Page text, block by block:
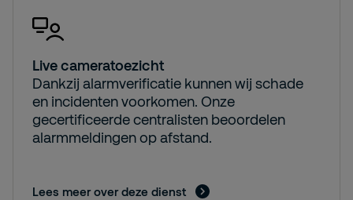
Live cameratoezicht
Dankzij alarmverificatie kunnen wij schade
en incidenten voorkomen. Onze
gecertificeerde centralisten beoordelen
alarmmeldingen op afstand.
Lees meer over deze dienst